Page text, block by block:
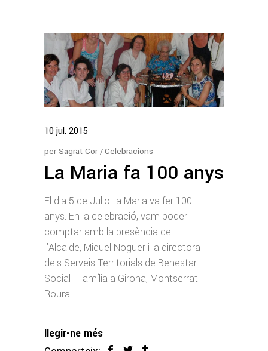
10jul.2015
perSagrat Cor Celebracions
La Maria fa 100 anys
El dia 5 de Juliol la Maria va fer 100
anys. En la celebració, vam poder
comptar amb la presència de
l'Alcalde, Miquel Noguer i la directora
dels Serveis Territorials de Benestar
Social i Família a Girona, Montserrat
Roura.
llegir-ne més